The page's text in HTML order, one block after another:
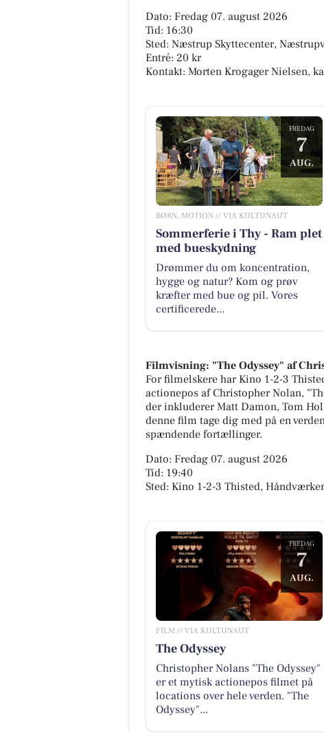
Dato: Fredag 07. august 2026
Tid: 16:30
Sted: Næstrup Skyttecenter,
Entré: 20 kr
Kontakt: Morten Krogager Nielsen,
FREDAG
7
AUG.
BØRN, MOTION // VIA KULTUNAUT
Sommerferie i Thy - Ram plet
med bueskydning
Drømmer du om koncentration,
hygge og natur? Kom og prøv
kræfter med bue og pil. Vores
certificerede...
Filmvisning: "The Odyssey" af
For filmelskere har Kino 1-2-3
actionepos af Christopher Nolan,
der inkluderer Matt Damon, Tom
denne film tage dig med på en
spændende fortællinger.
Dato: Fredag 07. august 2026
Tid: 19:40
Sted: Kino 1-2-3 Thisted,
FREDAG
7
AUG.
FILM // VIA KULTUNAUT
The Odyssey
Christopher Nolans "The Odyssey"
er et mytisk actionepos filmet på
locations over hele verden. "The
Odyssey"...